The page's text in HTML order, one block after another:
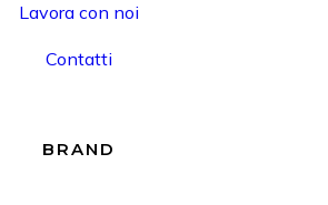
Lavora con noi
Contatti
BRAND